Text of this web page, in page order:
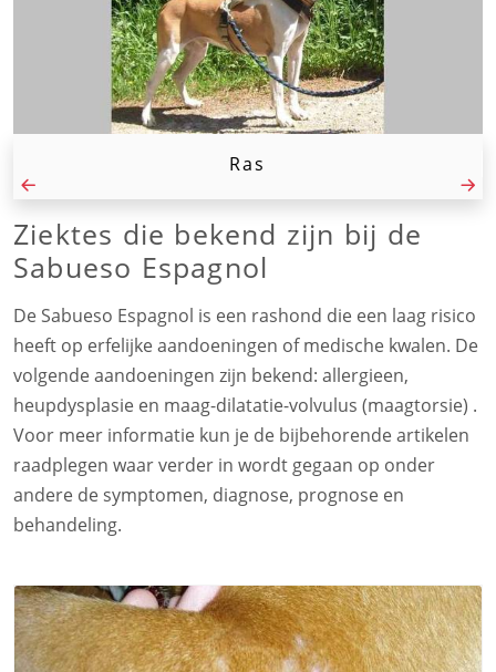
Ras
Ziektes die bekend zijn bij de
Sabueso Espagnol
De Sabueso Espagnol is een rashond die een laag risico
heeft op erfelijke aandoeningen of medische kwalen. De
volgende aandoeningen zijn bekend: allergieen,
heupdysplasie en maag-dilatatie-volvulus (maagtorsie) .
Voor meer informatie kun je de bijbehorende artikelen
raadplegen waar verder in wordt gegaan op onder
andere de symptomen, diagnose, prognose en
behandeling.